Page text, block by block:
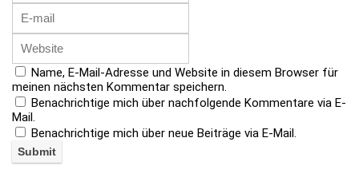
Name, E-Mail-Adresse und Website in diesem Browser für
meinen nächsten Kommentar speichern.
Benachrichtige mich über nachfolgende Kommentare via E-
Mail.
Benachrichtige mich über neue Beiträge via E-Mail.